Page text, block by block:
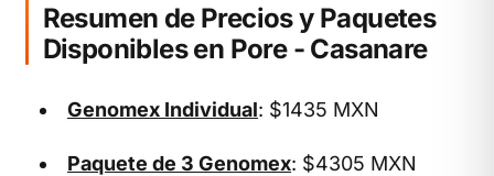
Resumen de Precios y Paquetes
Disponibles en Pore - Casanare
Genomex Individual: $1435 MXN
Paquete de 3 Genomex: $4305 MXN